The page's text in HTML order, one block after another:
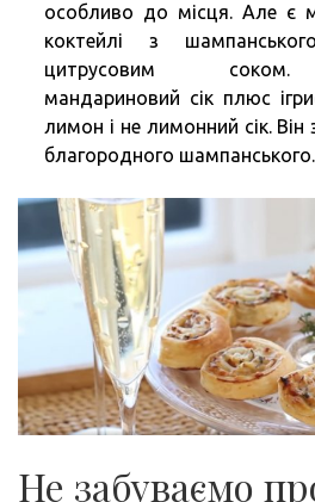
особливо до місця. Але є
коктейлі з
цитрусовим соком.
мандариновий сік плюс
лимон і не лимонний сік.
благородного шампанського.
Не забуваємо